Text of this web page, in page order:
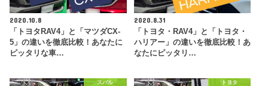
2020.10.8
「トヨタRAV4」と「マツダCX-
5」の違いを徹底比較！あなたに
ピッタリな車…
2020.8.31
「トヨタ・RAV4」と「トヨタ・
ハリアー」の違いを徹底比較！あ
なたにピッタリ…
スバル トヨタ